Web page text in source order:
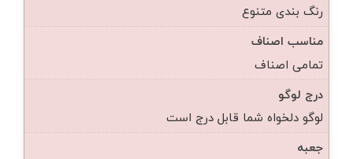
رنگ بندی متنوع
مناسب اصناف
تمامی اصناف
درج لوگو
لوگو دلخواه شما قابل درج است
جعبه